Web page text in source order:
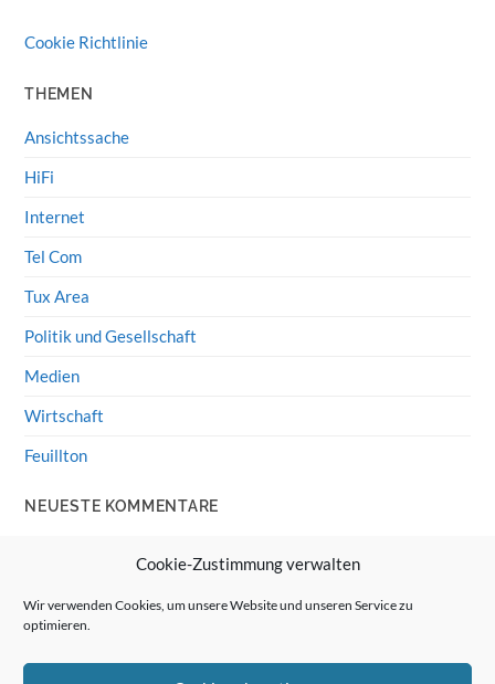
Cookie-Zustimmung verwalten
Wir verwenden Cookies, um unsere Website und unseren Service zu
optimieren.
Cookie Richtlinie
THEMEN
Ansichtssache
HiFi
Internet
Tel Com
Tux Area
Politik und Gesellschaft
Medien
Wirtschaft
Feuillton
NEUESTE KOMMENTARE
Wolff von Rechenberg